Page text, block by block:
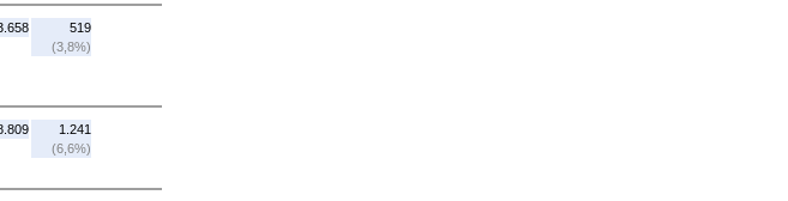
519
(3,8%)
1.241
(6,6%)